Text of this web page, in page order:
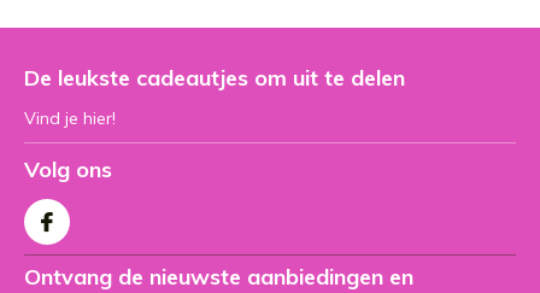
De leukste cadeautjes om uit te delen
Vind je hier!
Volg ons
Ontvang de nieuwste aanbiedingen en